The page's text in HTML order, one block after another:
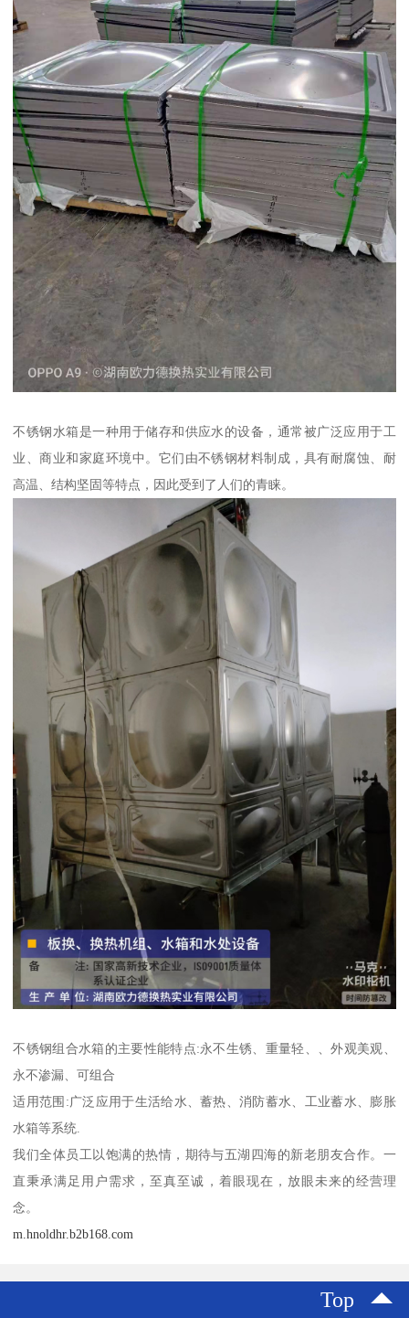
不锈钢水箱是一种用于储存和供应水的设备，通常被广泛应用于工
业、商业和家庭环境中。它们由不锈钢材料制成，具有耐腐蚀、耐
高温、结构坚固等特点，因此受到了人们的青睐。
不锈钢组合水箱的主要性能特点:永不生锈、重量轻、、外观美观、
永不渗漏、可组合
适用范围:广泛应用于生活给水、蓄热、消防蓄水、工业蓄水、膨胀
水箱等系统.
我们全体员工以饱满的热情，期待与五湖四海的新老朋友合作。一
直秉承满足用户需求，至真至诚，着眼现在，放眼未来的经营理
念。
m.hnoldhr.b2b168.com
Top